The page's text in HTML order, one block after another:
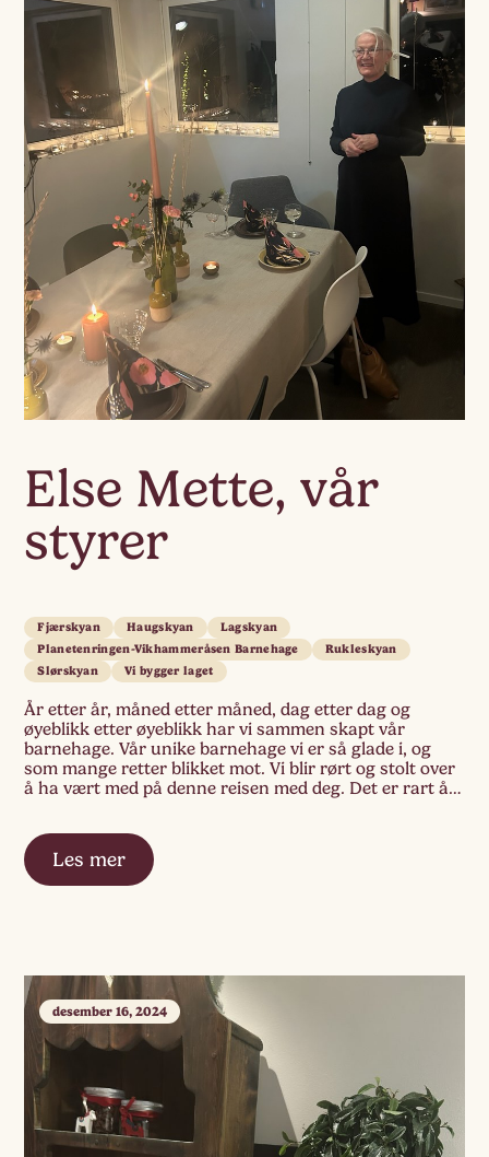
Else Mette, vår
styrer
Fjærskyan Haugskyan
Lagskyan
Planetenringen-Vikhammeråsen Barnehage
Rukleskyan
Slørskyan
Vi bygger laget
År etter år, måned etter måned, dag etter dag og
øyeblikk etter øyeblikk har vi sammen skapt vår
barnehage. Vår unike barnehage vi er så glade i, og
som mange retter blikket mot. Vi blir rørt og stolt over
å ha vært med på denne reisen med deg. Det er rart å
Les mer
desember 16, 2024